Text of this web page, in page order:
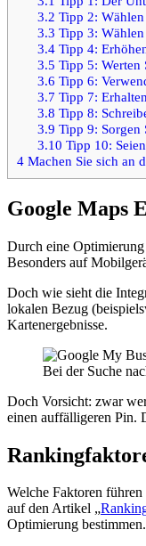
3.2 Tipp 2:
3.3 Tipp 3:
3.4Tipp 4:
3.5 Tipp 5: Werten
3.6 Tipp 6:
3.7 Tipp 7:
3.8 Tipp 8:
3.9 Tipp 9: Sorgen
3.10 Tipp 10:
4 Machen Sie sich an
Google Maps
Durch eine
Besonders auf
Doch wie sieht die
lokalen Bezug
Kartenergebnisse.
Bei der Suche
Doch Vorsicht: zwar
einen auffälligeren Pin.
Welche Faktoren
auf den Artikel „
Optimierung bestimmen.